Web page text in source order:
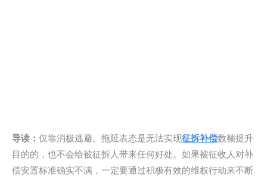
导读： 仅靠消极逃避、拖延表态是无法实现征拆补偿数额提升
目的的，也不会给被征拆人带来任何好处。如果被征收人对补
偿安置标准确实不满，一定要通过积极有效的维权行动来不断